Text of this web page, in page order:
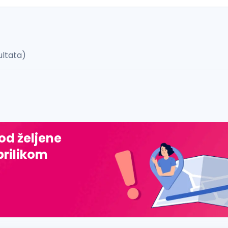
đ, ž, dž)
željene